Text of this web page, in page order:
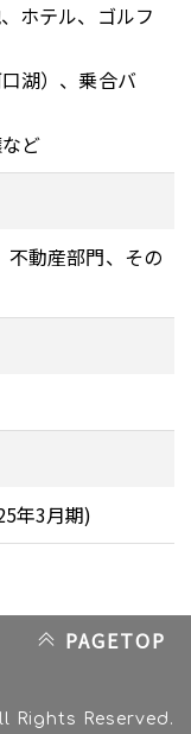
ホテル、ゴルフ
湖）、乗合バ
ど
不動産部門、その
年3月期)
PAGETOP
Rights Reserved.